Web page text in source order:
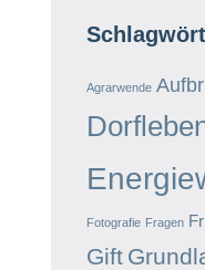
Agrarwende
Fotografie Fragen
Gift